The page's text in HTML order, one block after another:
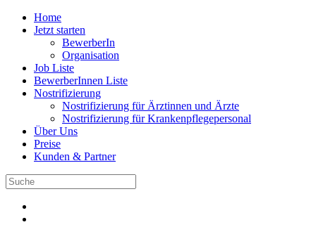
Home
Jetzt starten
BewerberIn
Organisation
Job Liste
BewerberInnen Liste
Nostrifizierung
Nostrifizierung für Ärztinnen und Ärzte
Nostrifizierung für Krankenpflegepersonal
Über Uns
Preise
Kunden & Partner